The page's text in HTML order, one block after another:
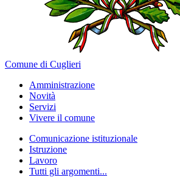
Comune di Cuglieri
Amministrazione
Novità
Servizi
Vivere il comune
Comunicazione istituzionale
Istruzione
Lavoro
Tutti gli argomenti...